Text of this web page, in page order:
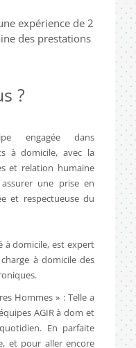
expérience de 2
des prestations
?
engagée dans
à domicile, avec la
et relation humaine
une prise en
et respectueuse du
à domicile, est expert
à domicile des
Hommes » : Telle a
AGIR à dom et
En parfaite
et pour aller encore